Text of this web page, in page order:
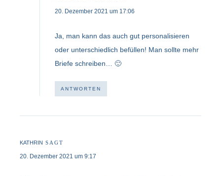
20. Dezember 2021 um 17:06
Ja, man kann das auch gut personalisieren
oder unterschiedlich befüllen! Man sollte mehr
Briefe schreiben… 🙂
ANTWORTEN
KATHRIN SAGT
20. Dezember 2021 um 9:17